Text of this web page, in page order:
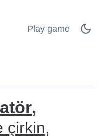
Play game
çirkin